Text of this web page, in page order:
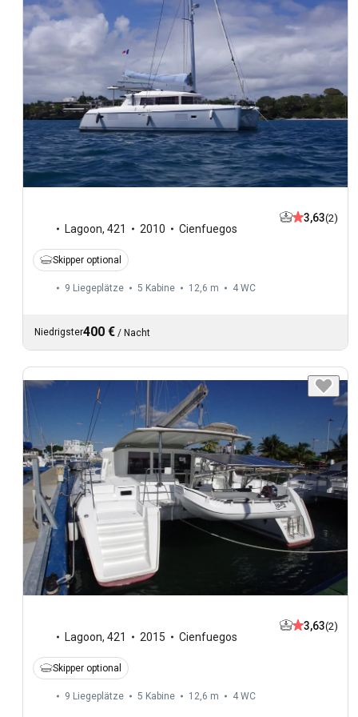
Lagoon, 421 2010 Cienfuegos
3,63(2)
Skipper optional
9 Liegeplätze 5 Kabine 12,6 m 4 WC
Niedrigster400 € / Nacht
Lagoon, 421 2015 Cienfuegos
3,63(2)
Skipper optional
9 Liegeplätze 5 Kabine 12,6 m 4 WC